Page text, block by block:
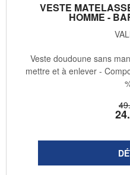
VESTE
HOMME -
49
24
Veste doudoune sans
mettre et à enlever -